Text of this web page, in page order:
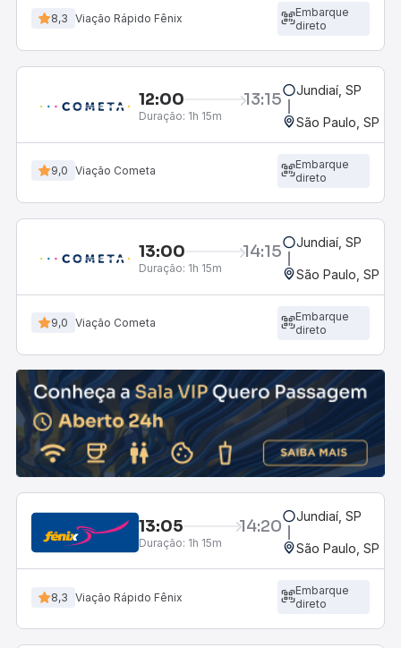
8,3 Viação Rápido Fênix
Embarque
direto
12:00 13:15
Duração: 1h 15m
Jundiaí, SP
São Paulo, SP -
9,0 Viação Cometa
Embarque
direto
13:00 14:15
Duração: 1h 15m
Jundiaí, SP
São Paulo, SP -
9,0 Viação Cometa
Embarque
direto
13:05 14:20
Duração: 1h 15m
Jundiaí, SP
São Paulo, SP -
8,3 Viação Rápido Fênix
Embarque
direto